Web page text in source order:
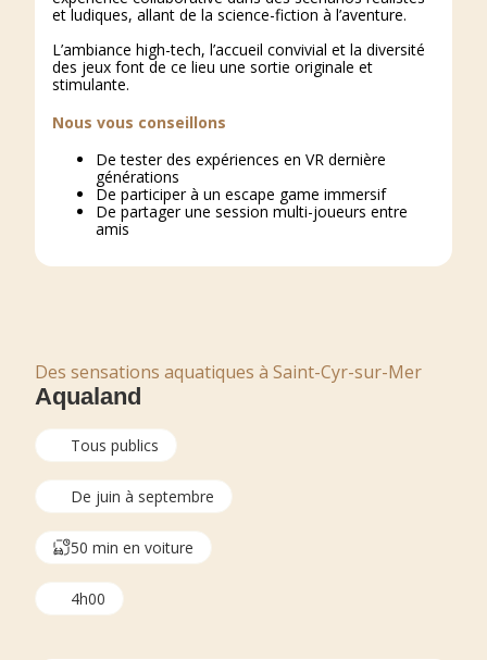
et ludiques, allant de la science-fiction à l’aventure.
L’ambiance high-tech, l’accueil convivial et la diversité
des jeux font de ce lieu une sortie originale et
stimulante.
Nous vous conseillons
De tester des expériences en VR dernière
générations
De participer à un escape game immersif
De partager une session multi-joueurs entre
amis
Des sensations aquatiques à Saint-Cyr-sur-Mer
Aqualand
Tous publics
De juin à septembre
50 min en voiture
4h00